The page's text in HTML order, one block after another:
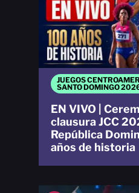
JUEGOS
SANTO DOMINGO
EN VIVO |
clausura JCC
República
años de historia